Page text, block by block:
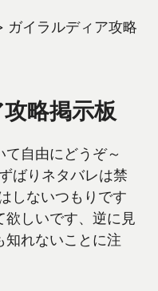
ガイラルディア攻略
略掲示板
自由にどうぞ～
ばりネタバレは禁
しないつもりです
欲しいです、逆に見
知れないことに注